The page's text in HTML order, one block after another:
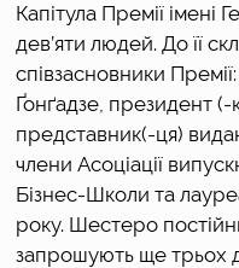
Капітула Премії імені
дев’яти людей. До її
співзасновники
Ґонґадзе, президент
представник(-ця)
члени Асоціації
Бізнес-Школи та
року. Шестеро
запрошують ще трьох